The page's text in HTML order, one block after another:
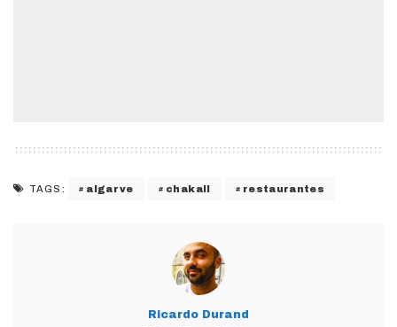
TAGS: algarve chakall restaurantes
Ricardo Durand